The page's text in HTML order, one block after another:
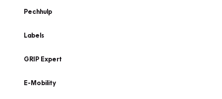
Pechhulp
Labels
GRIP Expert
E-Mobility